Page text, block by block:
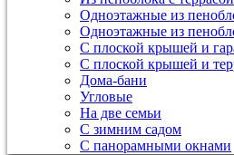
Одноэтажные из
Одноэтажные из
С плоской крышей и
С плоской крышей и
Дома-бани
Угловые
На две семьи
С зимним садом
С панорамными окнами